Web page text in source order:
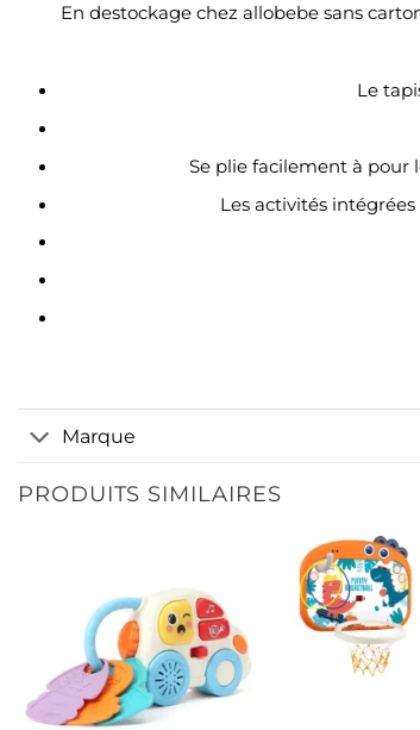
En destockage chez allobebe sans
Le
Se plie facilement à pour
Les activités
Marque
PRODUITS SIMILAIRES